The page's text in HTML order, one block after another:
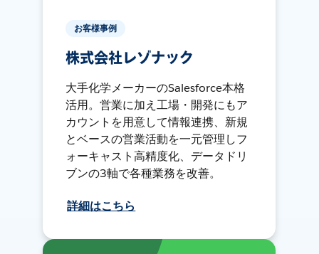
お客様事例
株式会社レゾナック
大手化学メーカーのSalesforce本格
活用。営業に加え工場・開発にもア
カウントを用意して情報連携、新規
とベースの営業活動を一元管理しフ
ォーキャスト高精度化、データドリ
ブンの3軸で各種業務を改善。
詳細はこちら